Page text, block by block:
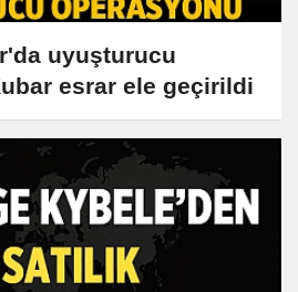
uyuşturucu
esrar ele geçirildi